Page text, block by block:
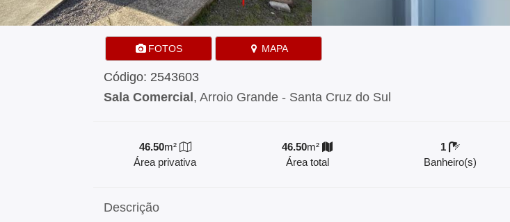
FOTOS MAPA
Código: 2543603
Sala Comercial , Arroio Grande - Santa Cruz do Sul
46.50m²
Área privativa
46.50m²
Área total
1
Banheiro(s)
Descrição